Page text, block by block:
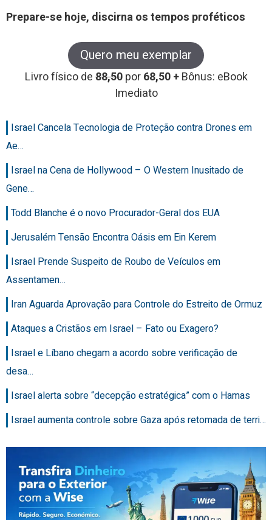
Prepare-se hoje, discirna os tempos proféticos
Quero meu exemplar
Livro físico de88,50 por68,50 +Bônus: eBook
Imediato
Israel Cancela Tecnologia de Proteção contra Drones em
Ae…
Israel na Cena de Hollywood – O Western Inusitado de
Gene…
Todd Blanche é o novo Procurador-Geral dos EUA
Jerusalém Tensão Encontra Oásis em Ein Kerem
Israel Prende Suspeito de Roubo de Veículos em
Assentamen…
Iran Aguarda Aprovação para Controle do Estreito de Ormuz
Ataques a Cristãos em Israel – Fato ou Exagero?
Israel e Líbano chegam a acordo sobre verificação de
desa…
Israel alerta sobre “decepção estratégica” com o Hamas
Israel aumenta controle sobre Gaza após retomada de terri…